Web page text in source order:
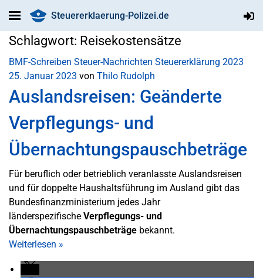
Steuererklaerung-Polizei.de
Schlagwort: Reisekostensätze
BMF-Schreiben Steuer-Nachrichten Steuererklärung 2023
25. Januar 2023 von Thilo Rudolph
Auslandsreisen: Geänderte
Verpflegungs- und
Übernachtungspauschbeträge
Für beruflich oder betrieblich veranlasste Auslandsreisen
und für doppelte Haushaltsführung im Ausland gibt das
Bundesfinanzministerium jedes Jahr
länderspezifische Verpflegungs- und
Übernachtungspauschbeträge bekannt.
Weiterlesen »